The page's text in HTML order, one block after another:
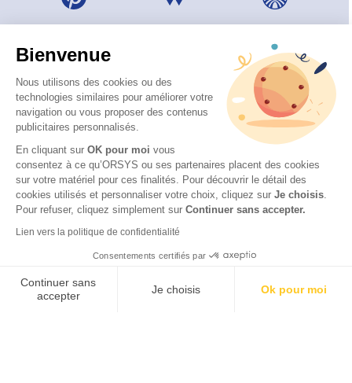
Bienvenue
Nous utilisons des cookies ou des
technologies similaires pour améliorer votre
navigation ou vous proposer des contenus
publicitaires personnalisés.
En cliquant sur OK pour moi vous
consentez à ce qu’ORSYS ou ses partenaires placent des cookies
sur votre matériel pour ces finalités. Pour découvrir le détail des
cookies utilisés et personnaliser votre choix, cliquez sur Je choisis.
Pour refuser, cliquez simplement sur Continuer sans accepter.
Lien vers la politique de confidentialité
Consentements certifiés par
Continuer sans
accepter
Je choisis Ok pour moi
© 2026 ORSYS
Mentions légales
Protection des données personnelles
Accessibilité : partiellement conforme (62 %) – Consulter
la déclaration d’accessibilité